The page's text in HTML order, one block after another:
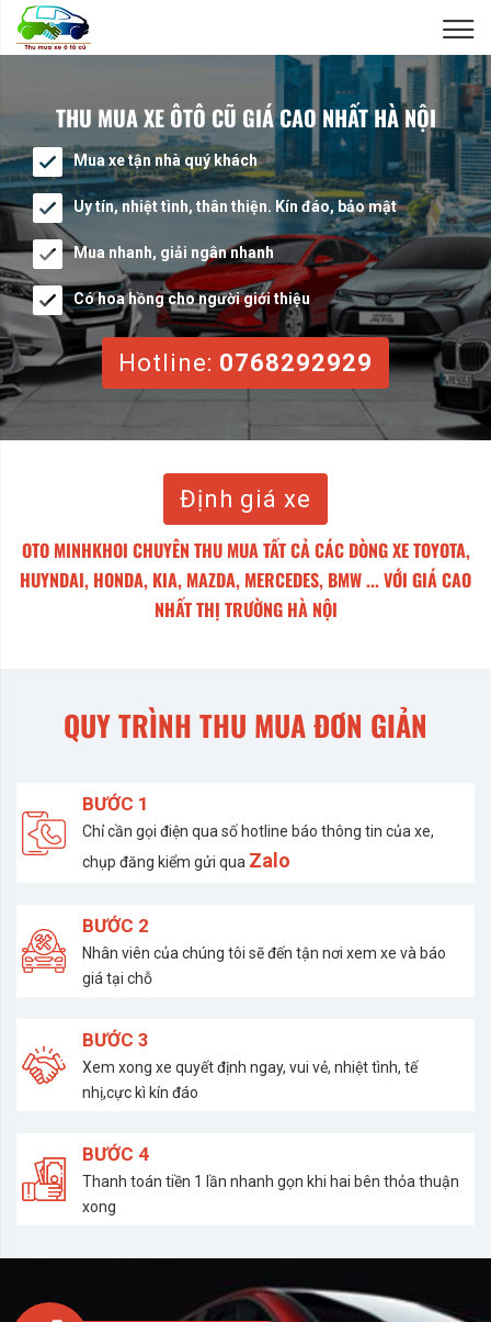
THU MUA XE ÔTÔ CŨ GIÁ CAO NHẤT HÀ NỘI
Mua xe tận nhà quý khách
Uy tín, nhiệt tình, thân thiện. Kín đáo, bảo mật
Mua nhanh, giải ngân nhanh
Có hoa hồng cho người giới thiệu
Hotline: 0768292929
Định giá xe
OTO MINHKHOI CHUYÊN THU MUA TẤT CẢ CÁC DÒNG XE TOYOTA,
HUYNDAI, HONDA, KIA, MAZDA, MERCEDES, BMW ... VỚI GIÁ CAO
NHẤT THỊ TRƯỜNG HÀ NỘI
QUY TRÌNH THU MUA ĐƠN GIẢN
BƯỚC 1
Chỉ cần gọi điện qua số hotline báo thông tin của xe,
chụp đăng kiểm gửi qua Zalo
BƯỚC 2
Nhân viên của chúng tôi sẽ đến tận nơi xem xe và báo
giá tại chỗ
BƯỚC 3
Xem xong xe quyết định ngay, vui vẻ, nhiệt tình, tế
nhị,cực kì kín đáo
BƯỚC 4
Thanh toán tiền 1 lần nhanh gọn khi hai bên thỏa thuận
xong